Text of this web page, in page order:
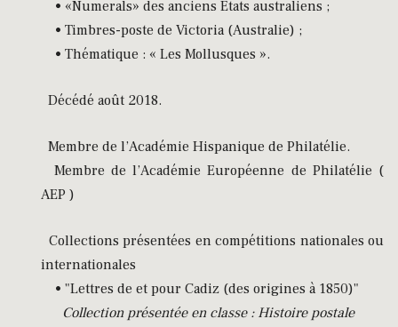
• «Numerals» des anciens Etats australiens ;
• Timbres-poste de Victoria (Australie) ;
• Thématique : « Les Mollusques ».
Décédé août 2018.
Membre de l’Académie Hispanique de Philatélie.
Membre de l’Académie Européenne de Philatélie (
AEP )
Collections présentées en compétitions nationales ou
internationales
• "Lettres de et pour Cadiz (des origines à 1850)"
Collection présentée en classe : Histoire postale